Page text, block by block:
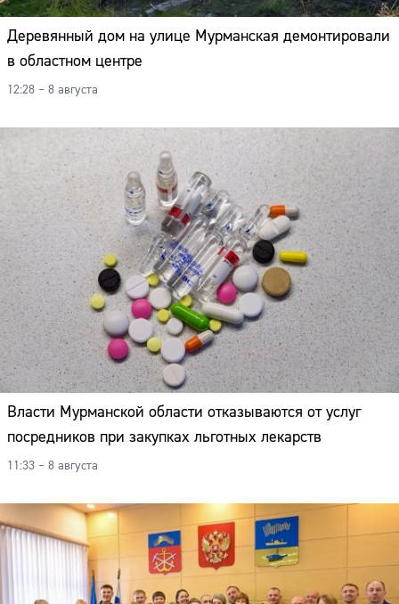
Деревянный дом на улице Мурманская демонтировали
в областном центре
12:28 – 8 августа
Власти Мурманской области отказываются от услуг
посредников при закупках льготных лекарств
11:33 – 8 августа